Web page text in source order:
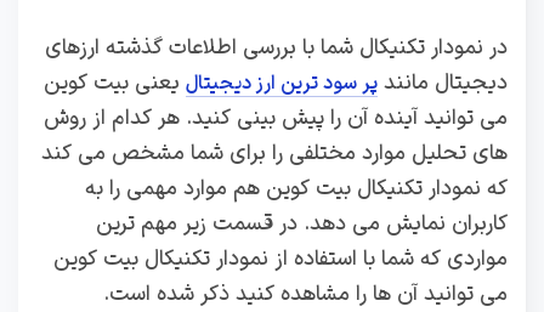
در نمودار تکنیکال شما با بررسی اطلاعات گذشته ارزهای
دیجیتال مانند پر سود ترین ارز دیجیتال یعنی بیت کوین
می توانید آینده آن را پیش بینی کنید. هر کدام از روش
های تحلیل موارد مختلفی را برای شما مشخص می کند
که نمودار تکنیکال بیت کوین هم موارد مهمی را به
کاربران نمایش می دهد. در قسمت زیر مهم ترین
مواردی که شما با استفاده از نمودار تکنیکال بیت کوین
می توانید آن ها را مشاهده کنید ذکر شده است.